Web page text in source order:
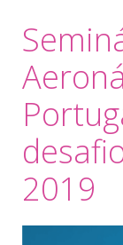
2019